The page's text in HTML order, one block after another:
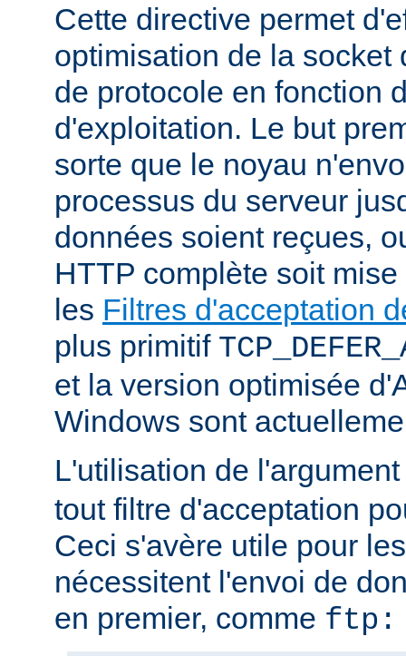
Cette directive permet
optimisation de la socket
de protocole en fonction
d'exploitation. Le but
sorte que le noyau
processus du serveur
données soient reçues,
HTTP complète soit
les Filtres d'acceptation
plus primitif
et la version optimisée
Windows sont
L'utilisation de
tout filtre d'acceptation
Ceci s'avère utile pour
nécessitent l'envoi de
en premier, comme ftp: